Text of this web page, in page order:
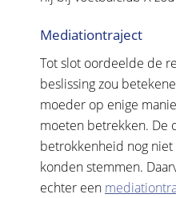
Mediationtraject
Tot slot oordeelde de
beslissing zou
moeder op enige
moeten betrekken. De
betrokkenheid nog
konden stemmen.
echter een